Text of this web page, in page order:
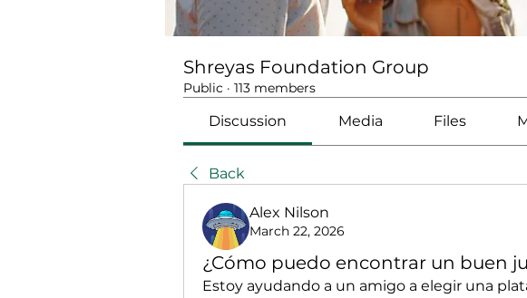
Shreyas Foundation Group
Public · 113 members
Discussion Media Files
Back
Alex Nilson
March 22, 2026
¿Cómo puedo encontrar un buen
Estoy ayudando a un amigo a elegir una